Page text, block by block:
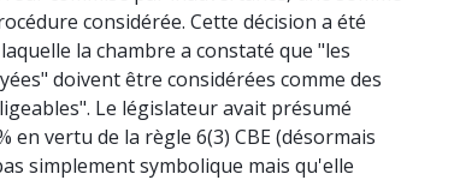
considérée. Cette décision a été
la chambre a constaté que "les
doivent être considérées comme des
Le législateur avait présumé
en vertu de la règle 6(3) CBE (désormais
simplement symbolique mais qu'elle